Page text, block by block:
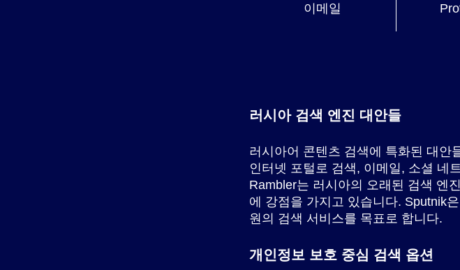
이메일
러시아 검색 엔진 대안들
러시아어 콘텐츠 검색에 특화된 대안
인터넷 포털로 검색, 이메일, 소셜 네
Rambler는 러시아의 오래된 검색 엔
에 강점을 가지고 있습니다. Sputnik
원의 검색 서비스를 목표로 합니다.
개인정보 보호 중심 검색 옵션